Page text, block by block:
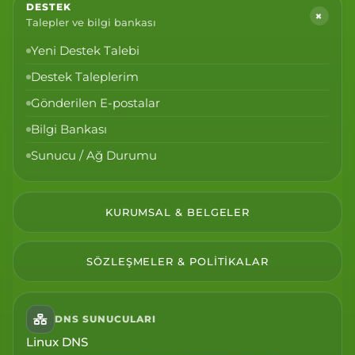
DESTEK
Talepler ve bilgi bankası
+
Yeni Destek Talebi
Destek Taleplerim
Gönderilen E-postalar
Bilgi Bankası
Sunucu / Ağ Durumu
KURUMSAL & BELGELER
SÖZLEŞMELER & POLITIKALAR
DNS SUNUCULARI
Linux DNS